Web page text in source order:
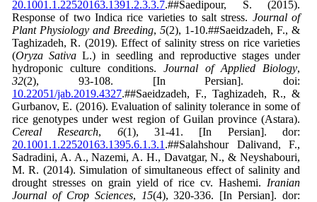
20.1001.1.22520163.1391.2.3.3.7.##Saedipour, S. (2015).
Response of two Indica rice varieties to salt stress. Journal of
Plant Physiology and Breeding, 5(2), 1-10.##Saeidzadeh, F., &
Taghizadeh, R. (2019). Effect of salinity stress on rice varieties
(Oryza SativaL.) in seedling and reproductive stages under
hydroponic culture conditions. Journal of Applied Biology,
32(2), 93-108. [In Persian]. doi:
10.22051/jab.2019.4327.##Saeidzadeh, F., Taghizadeh, R., &
Gurbanov, E. (2016). Evaluation of salinity tolerance in some of
rice genotypes under west region of Guilan province (Astara).
Cereal Research, 6(1), 31-41. [In Persian]. dor:
20.1001.1.22520163.1395.6.1.3.1 .##Salahshour Dalivand, F.,
Sadradini, A. A., Nazemi, A. H., Davatgar, N., & Neyshabouri,
M. R. (2014). Simulation of simultaneous effect of salinity and
drought stresses on grain yield of rice cv. Hashemi. Iranian
Journal of Crop Sciences, 15(4), 320-336. [In Persian]. dor: